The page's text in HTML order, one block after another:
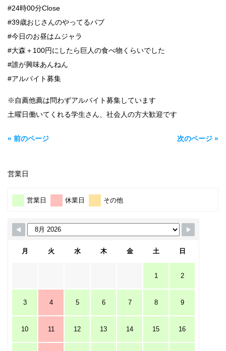
#24時00分Close
#39歳おじさんのやってるパブ
#今日のお昼はムジャラ
#大森＋100円にしたら巨人の食べ物くらいでした
#誰が興味あんねん
#アルバイト募集
※自薦他薦は問わずアルバイト募集しています
土曜日働いてくれる学生さん、社会人の方大歓迎です
« 前のページ 次のページ »
営業日
営業日 休業日 その他
月 火 水 木 金 土 日
1 2
3 4 5 6 7 8 9
10 11 12 13 14 15 16